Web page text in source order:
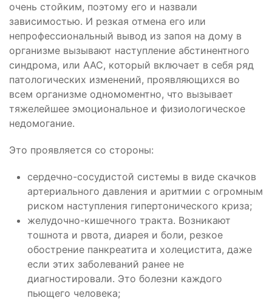
очень стойким, поэтому его и назвали
зависимостью. И резкая отмена его или
непрофессиональный вывод из запоя на дому в
организме вызывают наступление абстинентного
синдрома, или ААС, который включает в себя ряд
патологических изменений, проявляющихся во
всем организме одномоментно, что вызывает
тяжелейшее эмоциональное и физиологическое
недомогание.
Это проявляется со стороны:
сердечно-сосудистой системы в виде скачков
артериального давления и аритмии с огромным
риском наступления гипертонического криза;
желудочно-кишечного тракта. Возникают
тошнота и рвота, диарея и боли, резкое
обострение панкреатита и холецистита, даже
если этих заболеваний ранее не
диагностировали. Это болезни каждого
пьющего человека;